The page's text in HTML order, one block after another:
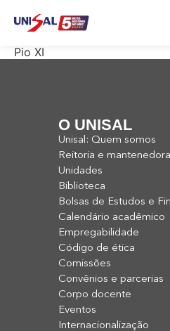
Pio XI
O UNISAL
Unisal: Quem somos
Reitoria e mantenedora
Unidades
Biblioteca
Bolsas de Estudos e
Calendário acadêmico
Empregabilidade
Código de ética
Comissões
Convênios e parcerias
Corpo docente
Eventos
Internacionalização